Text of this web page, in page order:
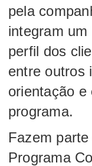
pela
integram
perfil dos
entre outros
orientação e
programa.
Fazem
Programa